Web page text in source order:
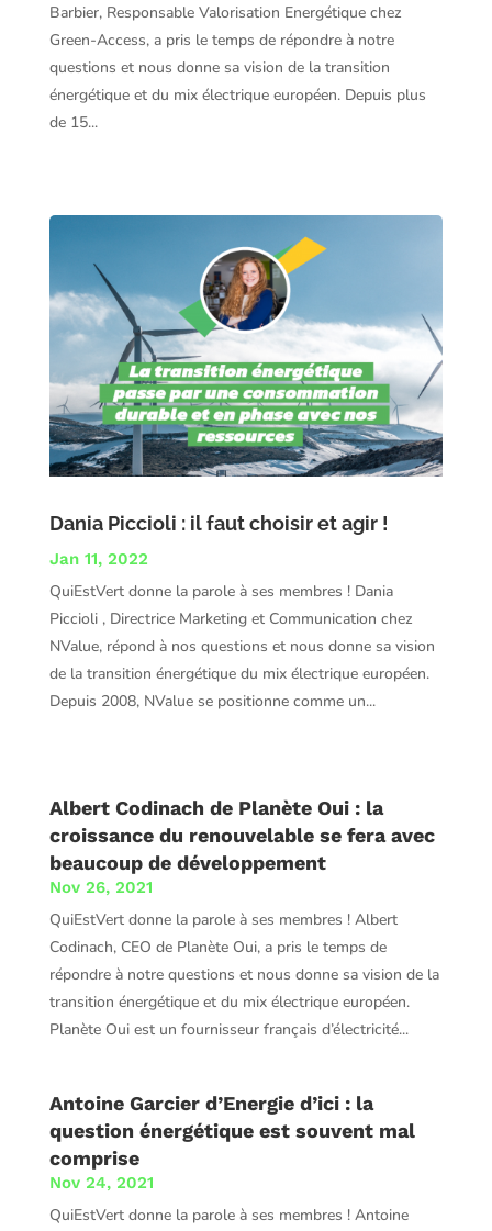
Barbier, Responsable Valorisation Energétique chez
Green-Access, a pris le temps de répondre à notre
questions et nous donne sa vision de la transition
énergétique et du mix électrique européen. Depuis plus
de 15...
Dania Piccioli : il faut choisir et agir !
Jan 11, 2022
QuiEstVert donne la parole à ses membres ! Dania
Piccioli , Directrice Marketing et Communication chez
NValue, répond à nos questions et nous donne sa vision
de la transition énergétique du mix électrique européen.
Depuis 2008, NValue se positionne comme un...
Albert Codinach de Planète Oui : la
croissance du renouvelable se fera avec
beaucoup de développement
Nov 26, 2021
QuiEstVert donne la parole à ses membres ! Albert
Codinach, CEO de Planète Oui, a pris le temps de
répondre à notre questions et nous donne sa vision de la
transition énergétique et du mix électrique européen.
Planète Oui est un fournisseur français d’électricité...
Antoine Garcier d’Energie d’ici : la
question énergétique est souvent mal
comprise
Nov 24, 2021
QuiEstVert donne la parole à ses membres ! Antoine